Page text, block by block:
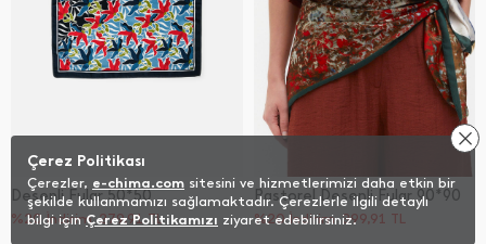
Desenli Fular 50*50
%20 İndirim 279,91TL
Pastorel Desenli Fular 90*90
%20 İndirim 399,91 TL
Çerez Politikası
Çerezler, e-chima.com sitesini ve hizmetlerimizi daha etkin bir
şekilde kullanmamızı sağlamaktadır. Çerezlerle ilgili detaylı
bilgi içinÇerez Politikamızı ziyaret edebilirsiniz.